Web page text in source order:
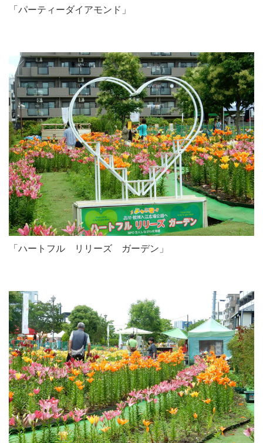
「パーティーダイアモンド」
「ハートフル リリーズ ガーデン」